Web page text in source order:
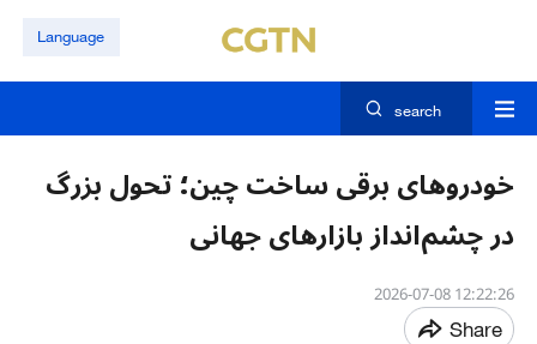
Language
search
خودروهای برقی ساخت چین؛ تحول بزرگ
در چشم‌انداز بازارهای جهانی
12:22:26 2026-07-08
Share